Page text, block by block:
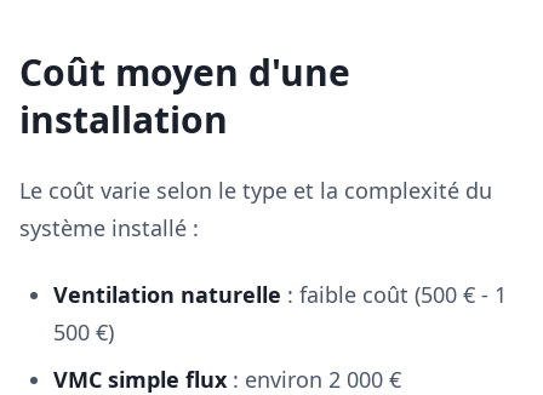
Coût moyen d'une
installation
Le coût varie selon le type et la complexité du
système installé :
Ventilation naturelle : faible coût (500 € - 1
500 €)
VMC simple flux : environ 2 000 €